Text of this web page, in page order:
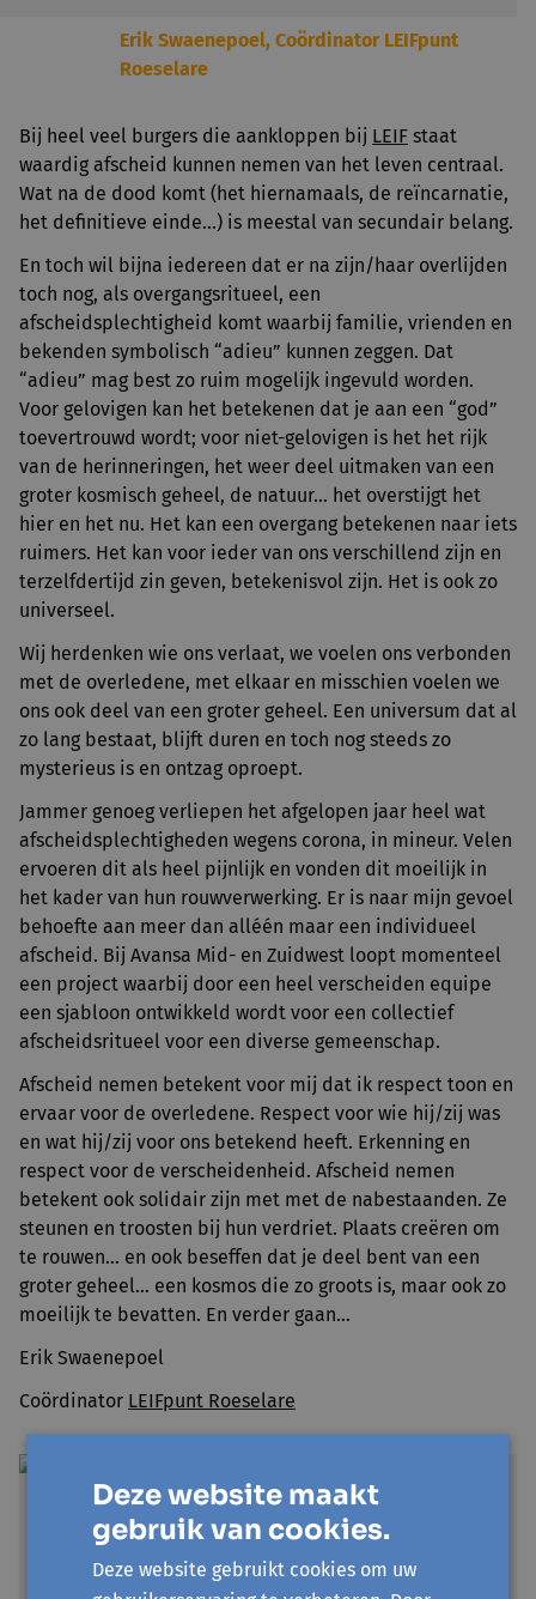
Erik Swaenepoel, Coördinator LEIFpunt
Roeselare
Bij heel veel burgers die aankloppen bij LEIF staat
waardig afscheid kunnen nemen van het leven centraal.
Wat na de dood komt (het hiernamaals, de reïncarnatie,
het definitieve einde…) is meestal van secundair belang.
En toch wil bijna iedereen dat er na zijn/haar overlijden
toch nog, als overgangsritueel, een
afscheidsplechtigheid komt waarbij familie, vrienden en
bekenden symbolisch “adieu” kunnen zeggen. Dat
“adieu” mag best zo ruim mogelijk ingevuld worden.
Voor gelovigen kan het betekenen dat je aan een “god”
toevertrouwd wordt; voor niet-gelovigen is het het rijk
van de herinneringen, het weer deel uitmaken van een
groter kosmisch geheel, de natuur… het overstijgt het
hier en het nu. Het kan een overgang betekenen naar iets
ruimers. Het kan voor ieder van ons verschillend zijn en
terzelfdertijd zin geven, betekenisvol zijn. Het is ook zo
universeel.
Wij herdenken wie ons verlaat, we voelen ons verbonden
met de overledene, met elkaar en misschien voelen we
ons ook deel van een groter geheel. Een universum dat al
zo lang bestaat, blijft duren en toch nog steeds zo
mysterieus is en ontzag oproept.
Jammer genoeg verliepen het afgelopen jaar heel wat
afscheidsplechtigheden wegens corona, in mineur. Velen
ervoeren dit als heel pijnlijk en vonden dit moeilijk in
het kader van hun rouwverwerking. Er is naar mijn gevoel
behoefte aan meer dan alléén maar een individueel
afscheid. Bij Avansa Mid- en Zuidwest loopt momenteel
een project waarbij door een heel verscheiden equipe
een sjabloon ontwikkeld wordt voor een collectief
afscheidsritueel voor een diverse gemeenschap.
Afscheid nemen betekent voor mij dat ik respect toon en
ervaar voor de overledene. Respect voor wie hij/zij was
en wat hij/zij voor ons betekend heeft. Erkenning en
respect voor de verscheidenheid. Afscheid nemen
betekent ook solidair zijn met met de nabestaanden. Ze
steunen en troosten bij hun verdriet. Plaats creëren om
te rouwen… en ook beseffen dat je deel bent van een
groter geheel… een kosmos die zo groots is, maar ook zo
moeilijk te bevatten. En verder gaan…
Erik Swaenepoel
Coördinator LEIFpunt Roeselare
Deze website maakt
gebruik van cookies.
Deze website gebruikt cookies om uw